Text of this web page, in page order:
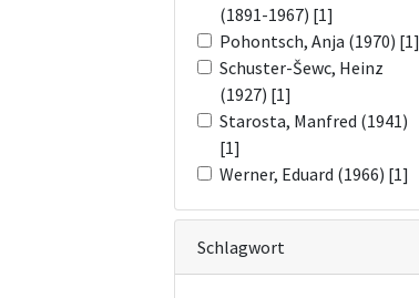
(1891-1967) [1]
Pohontsch, Anja (1970) [1]
Schuster-Šewc, Heinz
(1927) [1]
Starosta, Manfred (1941)
[1]
Werner, Eduard (1966) [1]
Schlagwort